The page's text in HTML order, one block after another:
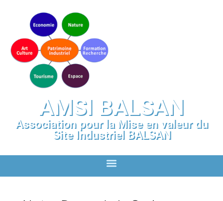
AMSI BALSAN
Association pour la Mise en valeur du
Site Industriel BALSAN